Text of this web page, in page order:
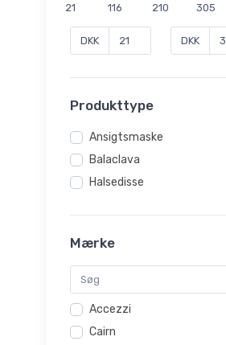
21 116 210 305
DKK DKK
Produkttype
Ansigtsmaske
Balaclava
Halsedisse
Mærke
Accezzi
Cairn